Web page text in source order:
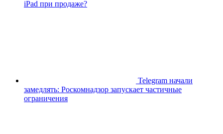
iPad при продаже?
Telegram начали
замедлять: Роскомнадзор запускает частичные
ограничения